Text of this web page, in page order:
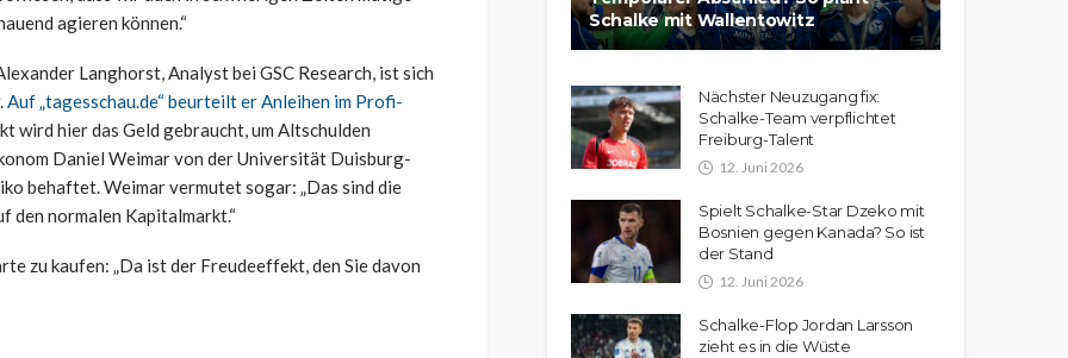
agieren können.“
Langhorst, Analyst bei GSC Research, ist sich
Auf „tagesschau.de“ beurteilt er Anleihen im Profi-
wird hier das Geld gebraucht, um Altschulden
Daniel Weimar von der Universität Duisburg-
behaftet. Weimar vermutet sogar: „Das sind die
den normalen Kapitalmarkt.“
zu kaufen: „Da ist der Freudeeffekt, den Sie davon
Schalke mit Wallentowitz
Nächster Neuzugang fix:
Schalke-Team verpflichtet
Freiburg-Talent
12. Juni 2026
Spielt Schalke-Star Dzeko mit
Bosnien gegen Kanada? So ist
der Stand
12. Juni 2026
Schalke-Flop Jordan Larsson
zieht es in die Wüste